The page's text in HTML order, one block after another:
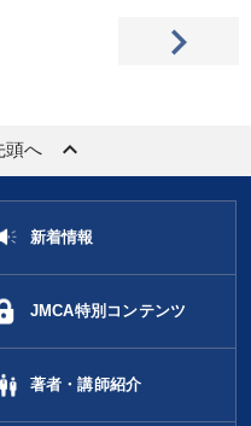
頭へ keyboard_arrow_up
新着情報
JMCA特別コンテンツ
著者・講師紹介